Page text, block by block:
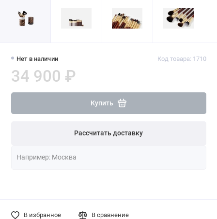
Нет в наличии Код товара: 1710
34 900 ₽
Купить
Рассчитать доставку
В избранное В сравнение